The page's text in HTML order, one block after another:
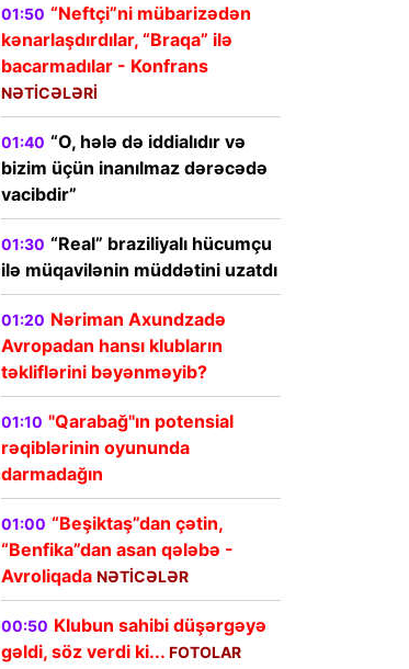
01:50 “Neftçi”ni mübarizədən
kənarlaşdırdılar, “Braqa” ilə
bacarmadılar - Konfrans
NƏTİCƏLƏRİ
01:40 “O, hələ də iddialıdır və
bizim üçün inanılmaz dərəcədə
vacibdir”
01:30 “Real” braziliyalı hücumçu
ilə müqavilənin müddətini uzatdı
01:20 Nəriman Axundzadə
Avropadan hansı klubların
təkliflərini bəyənməyib?
01:10 "Qarabağ"ın potensial
rəqiblərinin oyununda
darmadağın
01:00 “Beşiktaş”dan çətin,
“Benfika”dan asan qələbə -
Avroliqada NƏTİCƏLƏR
00:50 Klubun sahibi düşərgəyə
gəldi, söz verdi ki... FOTOLAR